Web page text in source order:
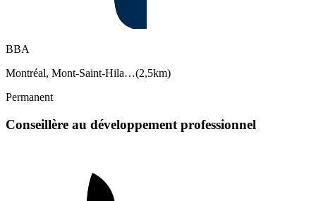
BBA
Montréal, Mont-Saint-Hila…(2,5km)
Permanent
Conseillère au développement professionnel